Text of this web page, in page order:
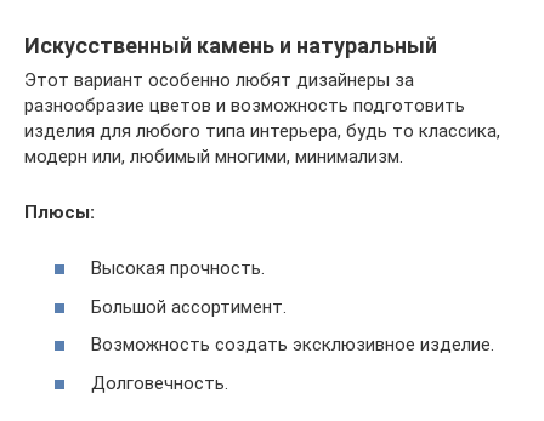
Искусственный камень и натуральный
Этот вариант особенно любят дизайнеры за
разнообразие цветов и возможность подготовить
изделия для любого типа интерьера, будь то классика,
модерн или, любимый многими, минимализм.
Плюсы:
Высокая прочность.
Большой ассортимент.
Возможность создать эксклюзивное изделие.
Долговечность.